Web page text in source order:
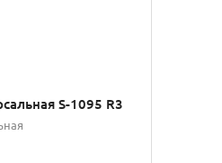
S-1095 R3